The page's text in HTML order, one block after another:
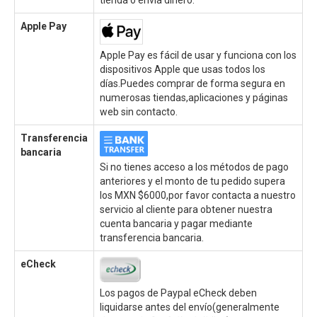
Apple Pay
Apple Pay es fácil de usar y funciona con los
dispositivos Apple que usas todos los
días.Puedes comprar de forma segura en
numerosas tiendas,aplicaciones y páginas
web sin contacto.
Transferencia
bancaria
Si no tienes acceso a los métodos de pago
anteriores y el monto de tu pedido supera
los MXN $6000,por favor contacta a nuestro
servicio al cliente para obtener nuestra
cuenta bancaria y pagar mediante
transferencia bancaria.
eCheck
Los pagos de Paypal eCheck deben
liquidarse antes del envío(generalmente